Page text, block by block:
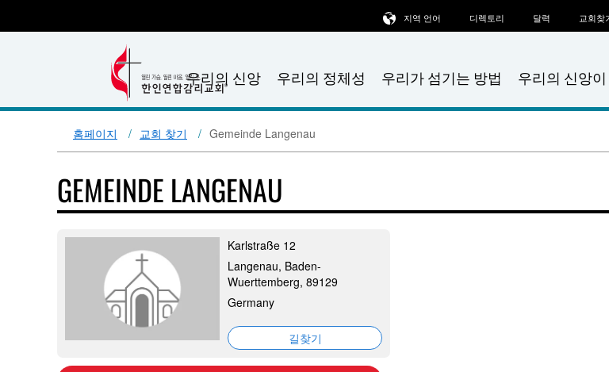
우리의 신앙 우리의 정체성 우리가 섬기는 방법 우리의 신앙
지역 언어 디렉토리 달력 교회찾
홈페이지 교회 찾기 Gemeinde Langenau
GEMEINDE LANGENAU
Karlstraße 12
Langenau, Baden-
Wuerttemberg, 89129
Germany
길찾기